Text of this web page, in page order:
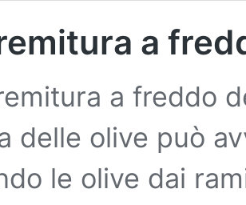
a
a freddo
delle olive può
le olive dai